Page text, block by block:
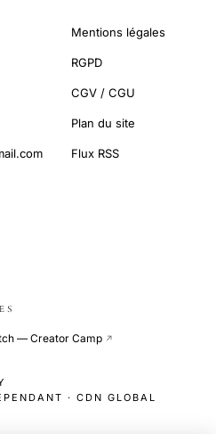
Mentions légales
RGPD
CGV / CGU
Plan du site
Flux RSS
— Creator Camp ↗
· CDN GLOBAL